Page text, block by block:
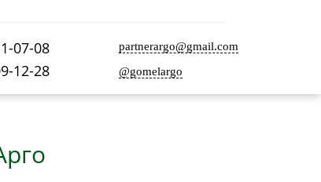
partnerargo@gmail.com
@gomelargo
07-08
12-28